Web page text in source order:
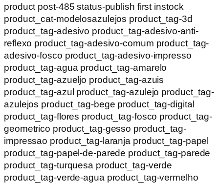
product post-485 status-publish first instock
product_cat-modelosazulejos product_tag-3d
product_tag-adesivo product_tag-adesivo-anti-
reflexo product_tag-adesivo-comum product_tag-
adesivo-fosco product_tag-adesivo-impresso
product_tag-agua product_tag-amarelo
product_tag-azueljo product_tag-azuis
product_tag-azul product_tag-azulejo product_tag-
azulejos product_tag-bege product_tag-digital
product_tag-flores product_tag-fosco product_tag-
geometrico product_tag-gesso product_tag-
impressao product_tag-laranja product_tag-papel
product_tag-papel-de-parede product_tag-parede
product_tag-turquesa product_tag-verde
product_tag-verde-agua product_tag-vermelho